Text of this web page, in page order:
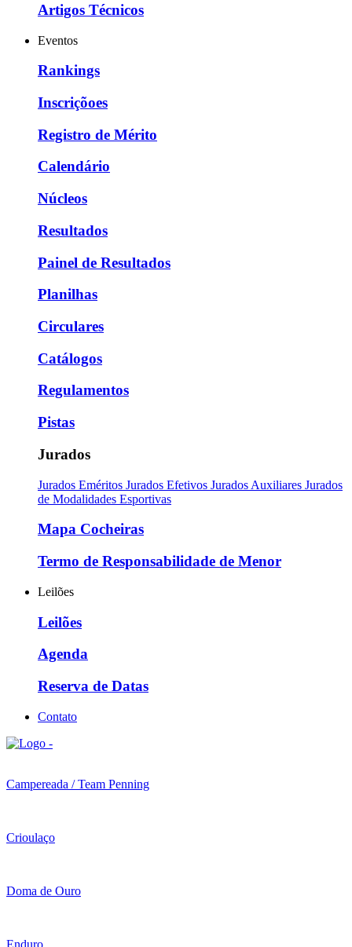
Artigos Técnicos
Eventos
Rankings
Inscriçõoes
Registro de Mérito
Calendário
Núcleos
Resultados
Painel de Resultados
Planilhas
Circulares
Catálogos
Regulamentos
Pistas
Jurados
Jurados Eméritos Jurados Efetivos Jurados Auxiliares Jurados
de Modalidades Esportivas
Mapa Cocheiras
Termo de Responsabilidade de Menor
Leilões
Leilões
Agenda
Reserva de Datas
Contato
Campereada / Team Penning
Crioulaço
Doma de Ouro
Enduro